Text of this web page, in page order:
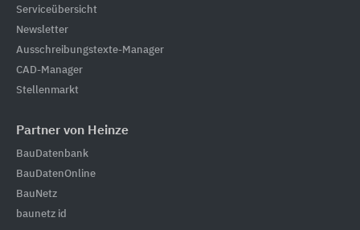
Serviceübersicht
Newsletter
Ausschreibungstexte-Manager
CAD-Manager
Stellenmarkt
Partner von Heinze
BauDatenbank
BauDatenOnline
BauNetz
baunetz id